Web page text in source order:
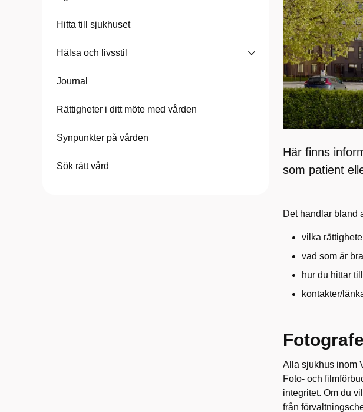
Hitta till sjukhuset
Hälsa och livsstil
Journal
Rättigheter i ditt möte med vården
Synpunkter på vården
Sök rätt vård
Här finns
som patient
Det handlar bland
vilka
vad som är
hur du hittar
kontakter/
Alla sjukhus inom
Foto- och
integritet. Om du
från